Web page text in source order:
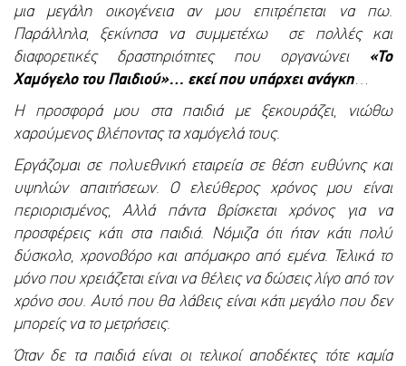
μια μεγάλη οικογένεια αν μου επιτρέπεται να πω.
Παράλληλα, ξεκίνησα να συμμετέχω σε πολλές και
διαφορετικές δραστηριότητες που οργανώνει
«Το
Χαμόγελο του Παιδιού»… εκεί που υπάρχει ανάγκη…
Η προσφορά μου στα παιδιά με ξεκουράζει, νιώθω
χαρούμενος βλέποντας τα χαμόγελά τους.
Εργάζομαι σε πολυεθνική εταιρεία σε θέση ευθύνης και
υψηλών απαιτήσεων. Ο ελεύθερος χρόνος μου είναι
περιορισμένος, Αλλά πάντα βρίσκεται χρόνος για να
προσφέρεις κάτι στα παιδιά. Νόμιζα ότι ήταν κάτι πολύ
δύσκολο, χρονοβόρο και απόμακρο από εμένα. Τελικά το
μόνο που χρειάζεται είναι να θέλεις να δώσεις λίγο από τον
χρόνο σου. Αυτό που θα λάβεις είναι κάτι μεγάλο που δεν
μπορείς να το μετρήσεις.
Όταν δε τα παιδιά είναι οι τελικοί αποδέκτες τότε καμία